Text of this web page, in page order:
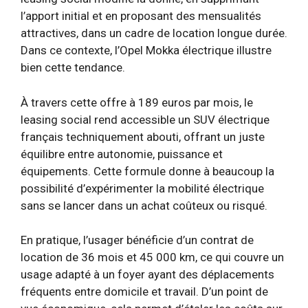
l’apport initial et en proposant des mensualités
attractives, dans un cadre de location longue durée.
Dans ce contexte, l’Opel Mokka électrique illustre
bien cette tendance.
À travers cette offre à 189 euros par mois, le
leasing social rend accessible un SUV électrique
français techniquement abouti, offrant un juste
équilibre entre autonomie, puissance et
équipements. Cette formule donne à beaucoup la
possibilité d’expérimenter la mobilité électrique
sans se lancer dans un achat coûteux ou risqué.
En pratique, l’usager bénéficie d’un contrat de
location de 36 mois et 45 000 km, ce qui couvre un
usage adapté à un foyer ayant des déplacements
fréquents entre domicile et travail. D’un point de